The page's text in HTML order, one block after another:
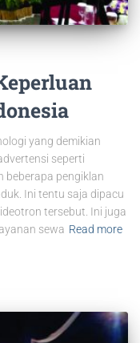
yang demikian
seperti
beberapa pengiklan
Ini tentu saja dipacu
tersebut. Ini juga
sewa Read more